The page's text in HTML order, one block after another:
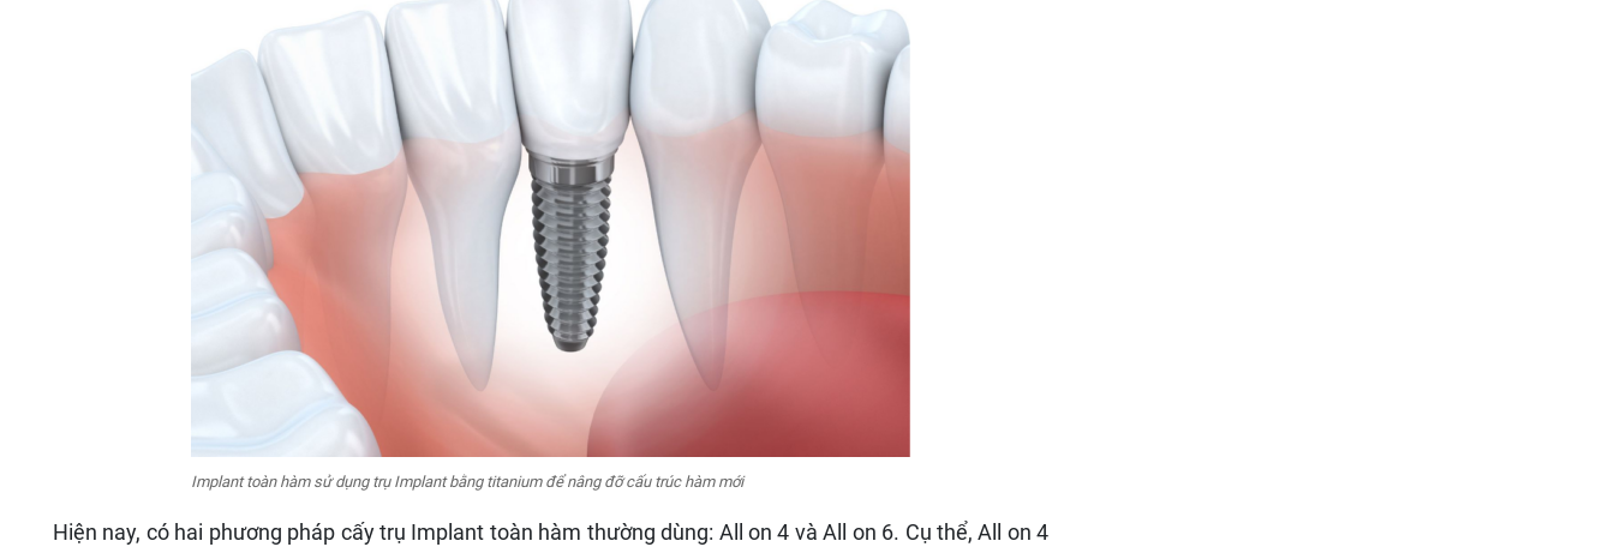
Implant toàn hàm sử dụng trụ Implant bằng titanium để nâng đỡ cấu trúc hàm mới
Hiện nay, có hai phương pháp cấy trụ Implant toàn hàm thường dùng: All on 4 và All on 6. Cụ thể, All on 4